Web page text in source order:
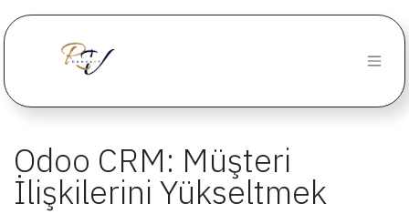
İçereği Atla
Odoo CRM: Müşteri
İlişkilerini Yükseltmek